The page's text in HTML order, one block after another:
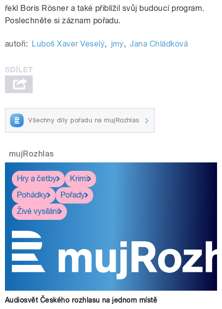
řekl Boris Rösner a také přiblížil svůj budoucí program.
Poslechněte si záznam pořadu.
autoři: Luboš Xaver Veselý, jmy, Jana Chládková
Všechny díly pořadu na mujRozhlas
mujRozhlas
Hry a četby
Krimi
Pohádky
Pořady
Živé vysílání
Audiosvět Českého rozhlasu na jednom místě